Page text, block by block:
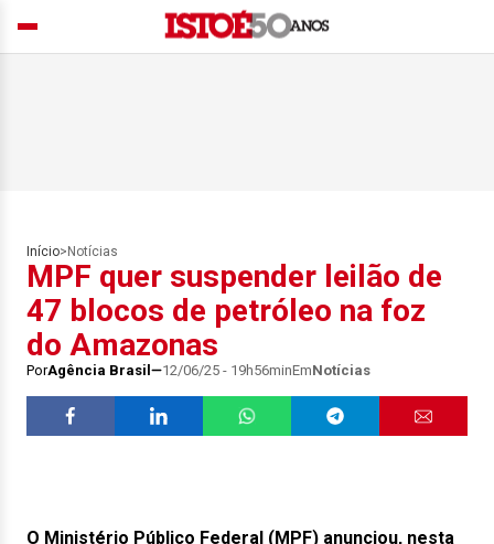
Início> Notícias
MPF quer suspender leilão de
47 blocos de petróleo na foz
do Amazonas
PorAgência Brasil 12/06/25 - 19h56minEmNotícias
O Ministério Público Federal (MPF) anunciou, nesta